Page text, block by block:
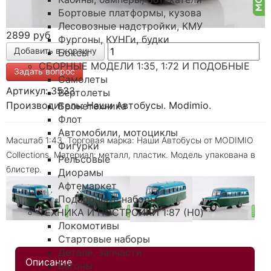
Бортовые платформы, кузова
Лесовозные надстройки, КМУ
Фургоны, КУНГи, будки
Боксы
СБОРНЫЕ МОДЕЛИ 1:35, 1:72 И ПОДОБНЫЕ
Самолеты
Вертолеты
Бронетехника
Флот
Автомобили, мотоциклы
Фигурки
Рельсовые
Диорамы
Афтемаркет
Подарочные наборы
ТЕХНИКА И ПОСТРОЙКИ 1:87 (H0)
Локомотивы
Стартовые наборы
Детали, запчасти
Вагоны
2899 руб
Задать вопрос
Артикул: 3533
Производитель: Наши Автобусы. Modimio.
Масштаб 1:43. Торговая марка: Наши Автобусы от MODIMIO
Collections. Материал: металл, пластик. Модель упакована в
блистер.
Описание